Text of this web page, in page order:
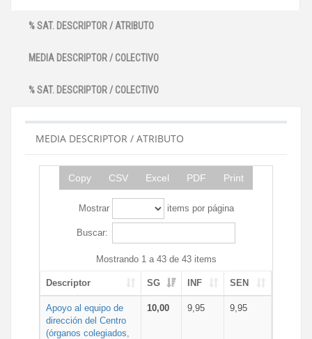
% SAT. DESCRIPTOR / ATRIBUTO
MEDIA DESCRIPTOR / COLECTIVO
% SAT. DESCRIPTOR / COLECTIVO
MEDIA DESCRIPTOR / ATRIBUTO
Copy CSV Excel PDF Print
Mostrar items por página
Buscar:
Mostrando 1 a 43 de 43 items
Descriptor SG INF SEN
Apoyo al equipo de
dirección del Centro
(órganos colegiados,
10,00 9,95 9,95